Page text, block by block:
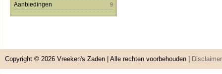
Aanbiedingen 9
Copyright © 2026 Vreeken's Zaden | Alle rechten voorbehouden | Disclaimer